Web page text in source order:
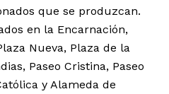
que se produzcan.
en la Encarnación,
Nueva, Plaza de la
Paseo Cristina, Paseo
y Alameda de